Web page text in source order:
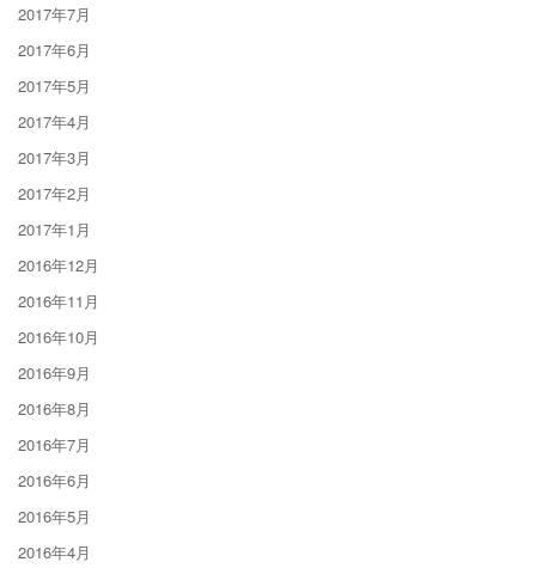
2017年7月
2017年6月
2017年5月
2017年4月
2017年3月
2017年2月
2017年1月
2016年12月
2016年11月
2016年10月
2016年9月
2016年8月
2016年7月
2016年6月
2016年5月
2016年4月